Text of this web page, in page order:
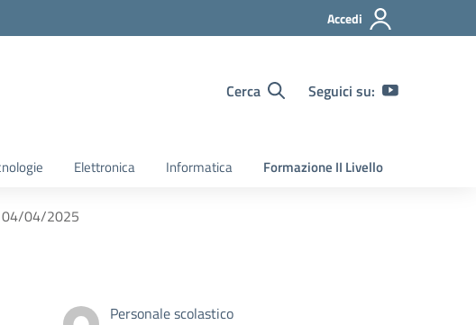
Accedi
Cerca Seguici su:
Elettronica Informatica Formazione II Livello
04/04/2025
Personale scolastico